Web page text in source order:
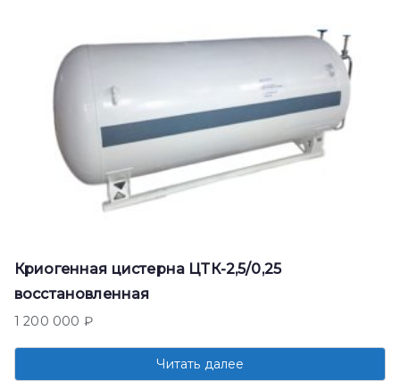
Криогенная цистерна ЦТК-2,5/0,25
восстановленная
1 200 000 ₽
Читать далее